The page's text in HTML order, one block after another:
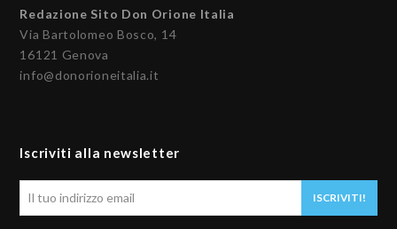
Redazione Sito Don Orione Italia
Via Bartolomeo Bosco, 14
16121 Genova
info@donorioneitalia.it
Iscriviti alla newsletter
ISCRIVITI!